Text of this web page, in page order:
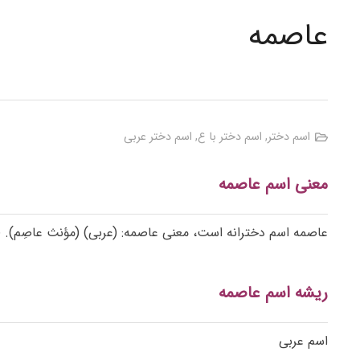
عاصمه
اسم دختر, اسم دختر با ع, اسم دختر عربی
معنی اسم عاصمه
عاصمه اسم دخترانه است، معنی عاصمه: (عربی) (مؤنث
ریشه اسم عاصمه
اسم عربی